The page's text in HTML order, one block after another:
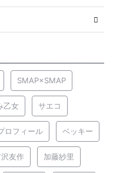
SMAP×SMAP
乙女 サエコ
ロフィール ベッキー
友作 加藤紗里